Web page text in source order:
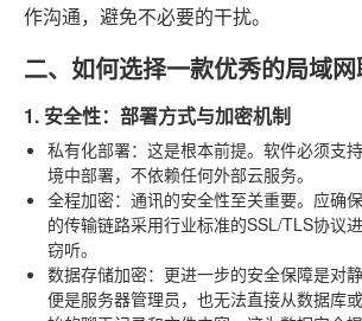
作沟通，避免不必要的干扰。
二、如何选择一款优秀的局域网
1. 安全性：部署方式与加密机制
私有化部署：这是根本前提。软件必须支
境中部署，不依赖任何外部云服务。
全程加密：通讯的安全性至关重要。应确
的传输链路采用行业标准的SSL/TLS协议
窃听。
数据存储加密：更进一步的安全保障是对
便是服务器管理员，也无法直接从数据库